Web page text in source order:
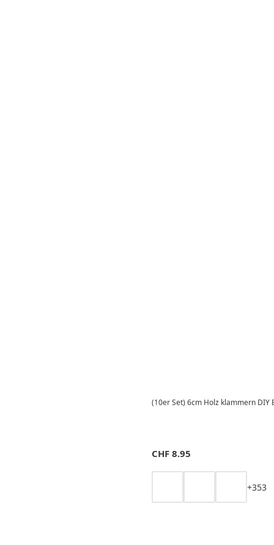
(10er Set) 6cm Holz klammern
CHF 8.95
+353